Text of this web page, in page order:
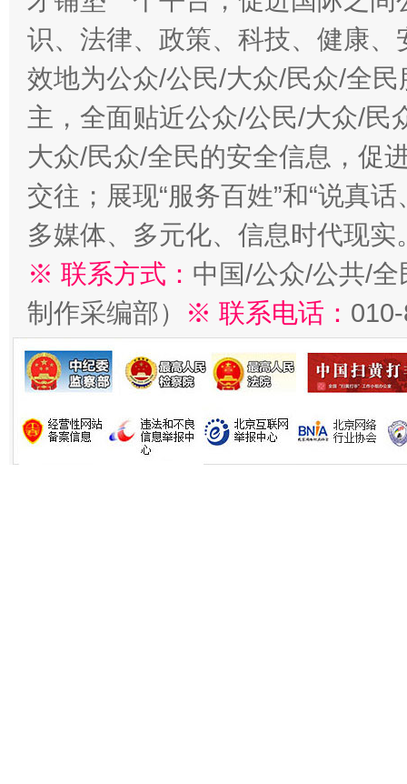
识、法律、政策、科技、健康
效地为公众/公民/大众/民众/全
主，全面贴近公众/公民/大众/民
大众/民众/全民的安全信息，促
交往；展现“服务百姓”和“说真
多媒体、多元化、信息时代现实
※ 联系方式： 中国/公众/公共/
制作采编部）
※ 联系电话：